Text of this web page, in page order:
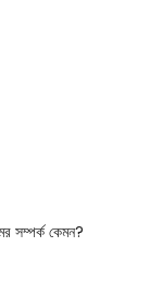
সম্পর্ক কেমন?